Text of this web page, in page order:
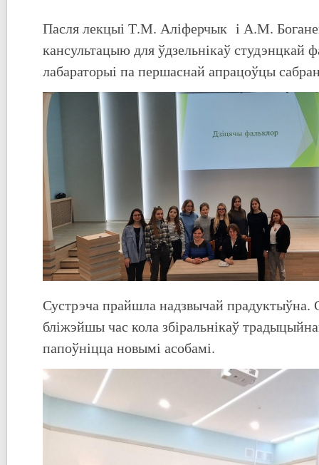
Пасля лекцыі Т.М. Аліферчык і А.М.
кансультацыю для ўдзельнікаў студэнцкай
лабараторыі па першаснай апрацоўцы
Сустрэча прайшла надзвычай прадуктыўна.
бліжэйшы час кола збіральнікаў
папоўніцца новымі асобамі.